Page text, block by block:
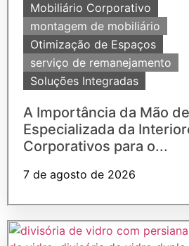
Mobiliário Corporativo
montagem de mobiliário
Otimização de Espaços
serviço de remanejamento
Soluções Integradas
A Importância da Mão
Especializada da
Corporativos para o...
7 de agosto de 2026